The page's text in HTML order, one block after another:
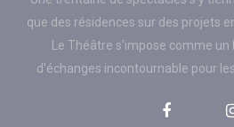
que des résidences sur des projets
Le Théâtre s'impose comme un
d'échanges incontournable pour